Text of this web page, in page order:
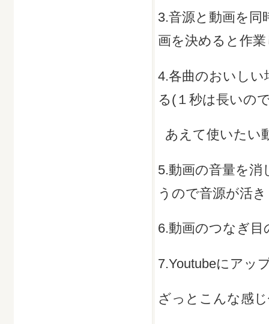
3.音源と動画を
画を決めると作
4.各曲のおいし
る(１秒は長いの
あえて使いたい
5.動画の音量を消
うので音源が活
6.動画のつなぎ
7.Youtubeにアッ
ざっとこんな感